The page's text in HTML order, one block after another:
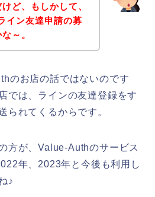
ど、もしかして、
イン友達申請の募
～。
のお店の話ではないのです
では、ラインの友達登録をす
られてくるからです。
方が、Value-Authのサービス
年、2023年と今後も利用し
♪